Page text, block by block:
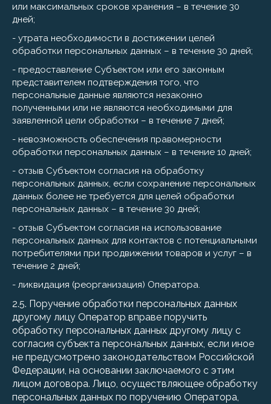
или максимальных сроков хранения – в течение 30
дней;
- утрата необходимости в достижении целей
обработки персональных данных – в течение 30 дней;
- предоставление Субъектом или его законным
представителем подтверждения того, что
персональные данные являются незаконно
полученными или не являются необходимыми для
заявленной цели обработки – в течение 7 дней;
- невозможность обеспечения правомерности
обработки персональных данных – в течение 10 дней;
- отзыв Субъектом согласия на обработку
персональных данных, если сохранение персональных
данных более не требуется для целей обработки
персональных данных – в течение 30 дней;
- отзыв Субъектом согласия на использование
персональных данных для контактов с потенциальными
потребителями при продвижении товаров и услуг – в
течение 2 дней;
- ликвидация (реорганизация) Оператора.
2.5. Поручение обработки персональных данных
другому лицу Оператор вправе поручить
обработку персональных данных другому лицу с
согласия субъекта персональных данных, если иное
не предусмотрено законодательством Российской
Федерации, на основании заключаемого с этим
лицом договора. Лицо, осуществляющее обработку
персональных данных по поручению Оператора,